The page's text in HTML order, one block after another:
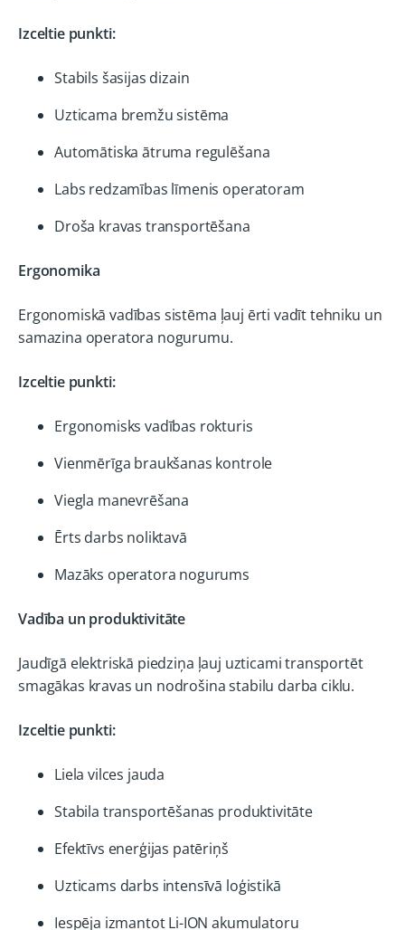
Izceltie punkti:
Stabils šasijas dizain
Uzticama bremžu sistēma
Automātiska ātruma regulēšana
Labs redzamības līmenis operatoram
Droša kravas transportēšana
Ergonomika
Ergonomiskā vadības sistēma ļauj ērti vadīt tehniku un
samazina operatora nogurumu.
Izceltie punkti:
Ergonomisks vadības rokturis
Vienmērīga braukšanas kontrole
Viegla manevrēšana
Ērts darbs noliktavā
Mazāks operatora nogurums
Vadība un produktivitāte
Jaudīgā elektriskā piedziņa ļauj uzticami transportēt
smagākas kravas un nodrošina stabilu darba ciklu.
Izceltie punkti:
Liela vilces jauda
Stabila transportēšanas produktivitāte
Efektīvs enerģijas patēriņš
Uzticams darbs intensīvā loģistikā
Iespēja izmantot Li-ION akumulatoru